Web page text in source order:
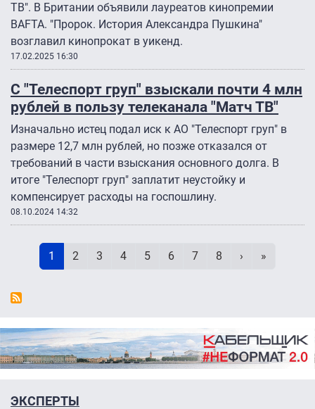
ТВ". В Британии объявили лауреатов кинопремии
BAFTA. "Пророк. История Александра Пушкина"
возглавил кинопрокат в уикенд.
17.02.2025 16:30
С "Телеспорт груп" взыскали почти 4 млн
рублей в пользу телеканала "Матч ТВ"
Изначально истец подал иск к АО "Телеспорт груп" в
размере 12,7 млн рублей, но позже отказался от
требований в части взыскания основного долга. В
итоге "Телеспорт груп" заплатит неустойку и
компенсирует расходы на госпошлину.
08.10.2024 14:32
Текущая страница
1 Page
2 Page
3 Page
4 Page
5 Page
6 Page
7 Page
8 Следующая
› »
ЭКСПЕРТЫ